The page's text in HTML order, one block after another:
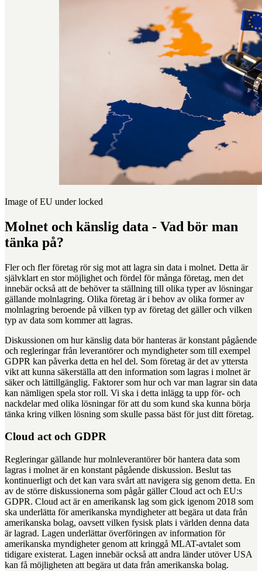
Image of EU under locked
Molnet och känslig data - Vad bör man
tänka på?
Fler och fler företag rör sig mot att lagra sin data i molnet. Detta är
självklart en stor möjlighet och fördel för många företag, men det
innebär också att de behöver ta ställning till olika typer av lösningar
gällande molnlagring. Olika företag är i behov av olika former av
molnlagring beroende på vilken typ av företag det gäller och vilken
typ av data som kommer att lagras.
Diskussionen om hur känslig data bör hanteras är konstant pågående
och regleringar från leverantörer och myndigheter som till exempel
GDPR kan påverka detta en hel del. Som företag är det av yttersta
vikt att kunna säkerställa att den information som lagras i molnet är
säker och lättillgänglig. Faktorer som hur och var man lagrar sin data
kan nämligen spela stor roll. Vi ska i detta inlägg ta upp för- och
nackdelar med olika lösningar för att du som kund ska kunna börja
tänka kring vilken lösning som skulle passa bäst för just ditt företag.
Cloud act och GDPR
Regleringar gällande hur molnleverantörer bör hantera data som
lagras i molnet är en konstant pågående diskussion. Beslut tas
kontinuerligt och det kan vara svårt att navigera sig genom detta. En
av de större diskussionerna som pågår gäller Cloud act och EU:s
GDPR. Cloud act är en amerikansk lag som gick igenom 2018 som
ska underlätta för amerikanska myndigheter att begära ut data från
amerikanska bolag, oavsett vilken fysisk plats i världen denna data
är lagrad. Lagen underlättar överföringen av information för
amerikanska myndigheter genom att kringgå MLAT-avtalet som
tidigare existerat. Lagen innebär också att andra länder utöver USA
kan få möjligheten att begära ut data från amerikanska bolag.